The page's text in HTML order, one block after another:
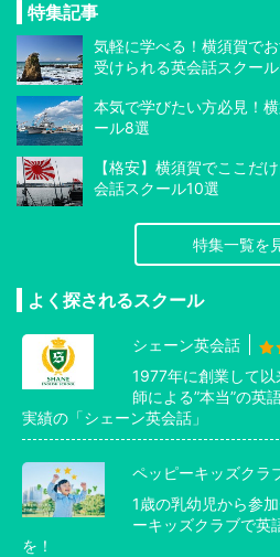
特集記事
気軽に学べる！横須賀で
受けられる英会話スクー
本気で学びたい方必見！
ール8選
【格安】横須賀でここだ
会話スクール10選
特集一覧を
よく探されるスクール
シェーン英会話
1977年に創業して
師による”本当”の英
実績の「シェーン英会話」
ペッピーキッズクラ
1歳の乳幼児から参
ーキッズクラブで英
を！